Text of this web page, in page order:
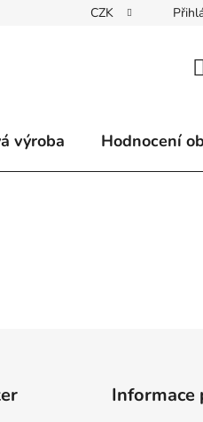
Způsoby
CZK
výroba Hodnocení
Informace